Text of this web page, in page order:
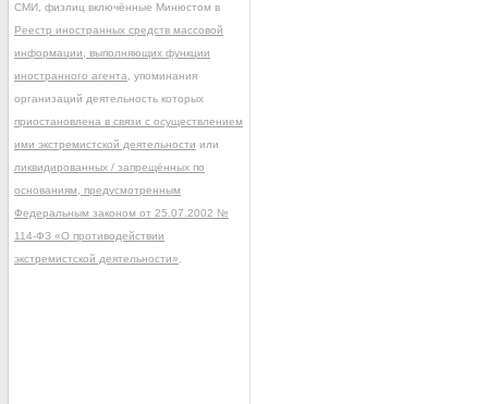
СМИ, физлиц включённые Минюстом в
Реестр иностранных средств массовой
информации, выполняющих функции
иностранного агента , упоминания
организаций деятельность которых
приостановлена в связи с осуществлением
ими экстремистской деятельности или
ликвидированных / запрещённых по
основаниям, предусмотренным
Федеральным законом от 25.07.2002 №
114-ФЗ «О противодействии
экстремистской деятельности»